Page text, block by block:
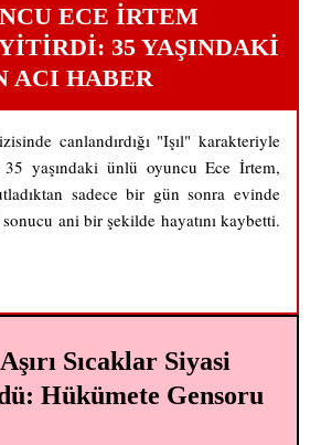
ECE İRTEM
35 YAŞINDAKI
ACI HABER
canlandırdığı "Işıl" karakteriyle
35 yaşındaki ünlü oyuncu Ece İrtem,
sadece bir gün sonra evinde
ani bir şekilde hayatını kaybetti.
Sıcaklar Siyasi
Hükümete Gensoru